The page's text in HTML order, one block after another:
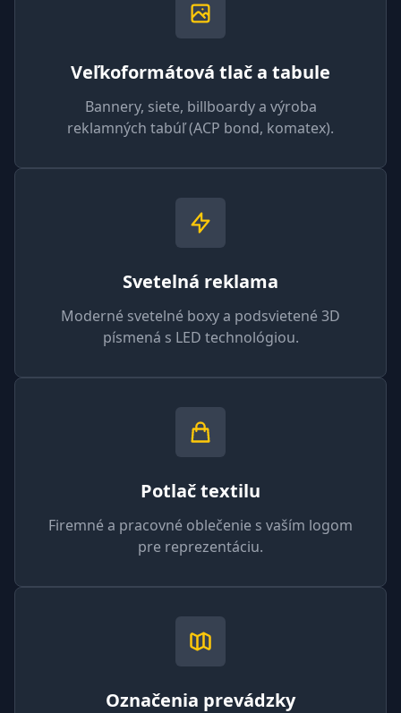
Veľkoformátová tlač a tabule
Bannery, siete, billboardy a výroba
reklamných tabúľ (ACP bond, komatex).
Svetelná reklama
Moderné svetelné boxy a podsvietené 3D
písmená s LED technológiou.
Potlač textilu
Firemné a pracovné oblečenie s vaším logom
pre reprezentáciu.
Označenia prevádzky